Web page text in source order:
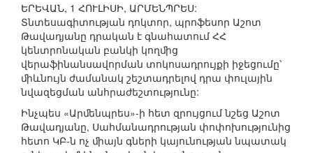
ԵՐԵՎԱՆ, 1 ՀՈՒԼԻՍԻ, ԱՐՄԵՆՊՐԵՍ:
Տնտեսագիտության դոկտոր, պրոֆեսոր Աշոտ
Թավադյանը դրական է գնահատում ՀՀ
կենտրոնական բանկի կողﬕց
վերաֆինանսավորման տոկոսադրույքի իջեցումը՝
ﬕևնույն ժամանակ շեշտադրելով դրա փուլային
նվազեցման անհրաժեշտությունը:
Ինչպես «Արﬔնպրես»-ի հետ զրույցում նշեց Աշոտ
Թավադյանը, Սահմանադրության փոփոխությունից
հետո ԿԲ-ն ոչ ﬕայն գների կայունության նպատակ